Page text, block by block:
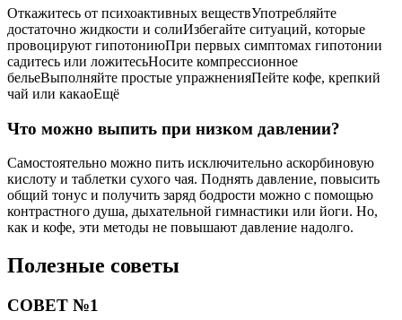
Откажитесь от психоактивных веществУпотребляйте
достаточно жидкости и солиИзбегайте ситуаций, которые
провоцируют гипотониюПри первых симптомах гипотонии
садитесь или ложитесьНосите компрессионное
бельеВыполняйте простые упражненияПейте кофе, крепкий
чай или какаоЕщё
Что можно выпить при низком давлении?
Самостоятельно можно пить исключительно аскорбиновую
кислоту и таблетки сухого чая. Поднять давление, повысить
общий тонус и получить заряд бодрости можно с помощью
контрастного душа, дыхательной гимнастики или йоги. Но,
как и кофе, эти методы не повышают давление надолго.
Полезные советы
СОВЕТ №1